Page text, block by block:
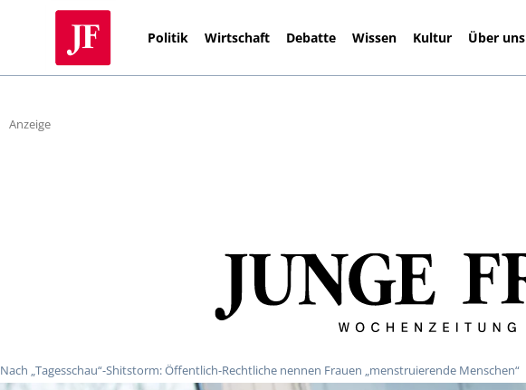
Politik Wirtschaft Debatte Wissen Kultur Über uns
Anzeige
Nach „Tagesschau“-Shitstorm: Öffentlich-Rechtliche nennen Frauen „menstruierende Menschen“